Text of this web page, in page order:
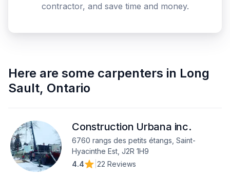
contractor, and save time and money.
Here are some carpenters in Long
Sault, Ontario
Construction Urbana inc.
6760 rangs des petits étangs, Saint-
Hyacinthe Est, J2R 1H9
4.4
22 Reviews